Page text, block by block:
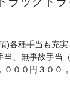
)各種手当も充
当、無事故手当
０００円３００